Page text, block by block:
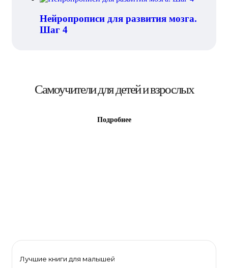
Нейропрописи для развития мозга.
Шаг 4
Самоучители для детей и взрослых
Подробнее
Лучшие книги для малышей